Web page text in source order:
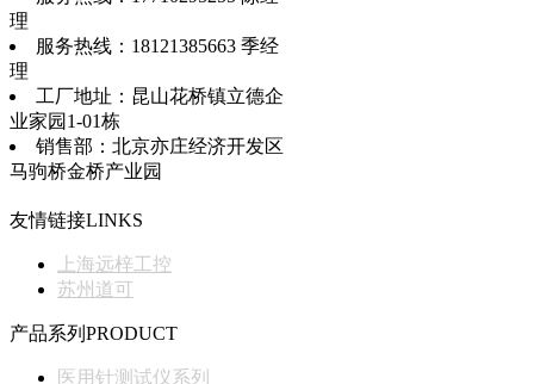
理
服务热线：18121385663 季经
理
工厂地址：昆山花桥镇立德企
业家园1-01栋
销售部：北京亦庄经济开发区
马驹桥金桥产业园
友情链接LINKS
上海远梓工控
苏州道可
产品系列 PRODUCT
医用针测试仪系列